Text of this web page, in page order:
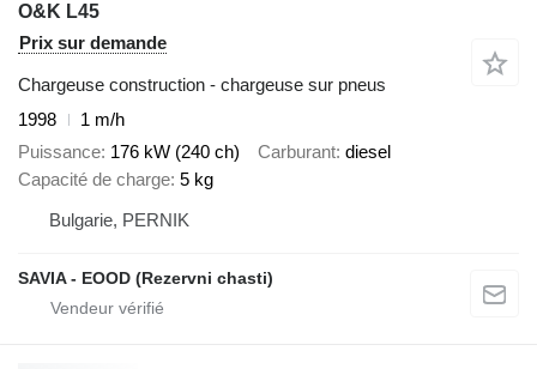
O&K L45
Prix sur demande
Chargeuse construction - chargeuse sur pneus
1998
1 m/h
Puissance 176 kW (240 ch) Carburant diesel
Capacité de charge 5 kg
Bulgarie, PERNIK
SAVIA - EOOD (Rezervni chasti)